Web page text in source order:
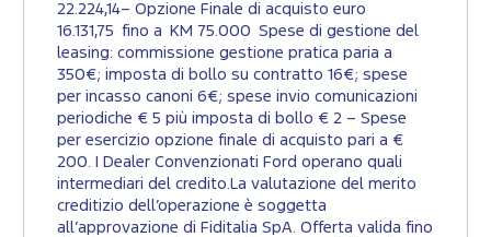
22.224,14– Opzione Finale di acquisto euro
16.131,75 fino a KM 75.000 Spese di gestione del
leasing: commissione gestione pratica paria a
350€; imposta di bollo su contratto 16€; spese
per incasso canoni 6€; spese invio comunicazioni
periodiche € 5 più imposta di bollo € 2 – Spese
per esercizio opzione finale di acquisto pari a €
200. I Dealer Convenzionati Ford operano quali
intermediari del credito.La valutazione del merito
creditizio dell’operazione è soggetta
all’approvazione di Fiditalia SpA. Offerta valida fino